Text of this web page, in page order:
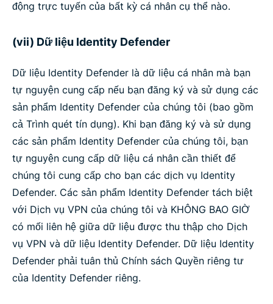
động trực tuyến của bất kỳ cá nhân cụ thể nào.
(vii) Dữ liệu Identity Defender
Dữ liệu Identity Defender là dữ liệu cá nhân mà bạn
tự nguyện cung cấp nếu bạn đăng ký và sử dụng các
sản phẩm Identity Defender của chúng tôi (bao gồm
cả Trình quét tín dụng). Khi bạn đăng ký và sử dụng
các sản phẩm Identity Defender của chúng tôi, bạn
tự nguyện cung cấp dữ liệu cá nhân cần thiết để
chúng tôi cung cấp cho bạn các dịch vụ Identity
Defender. Các sản phẩm Identity Defender tách biệt
với Dịch vụ VPN của chúng tôi và KHÔNG BAO GIỜ
có mối liên hệ giữa dữ liệu được thu thập cho Dịch
vụ VPN và dữ liệu Identity Defender. Dữ liệu Identity
Defender phải tuân thủ Chính sách Quyền riêng tư
của Identity Defender riêng.